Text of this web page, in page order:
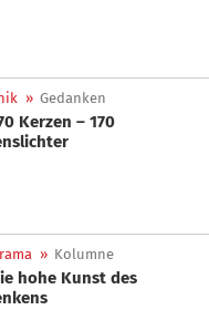
» Gedanken
» Kolumne